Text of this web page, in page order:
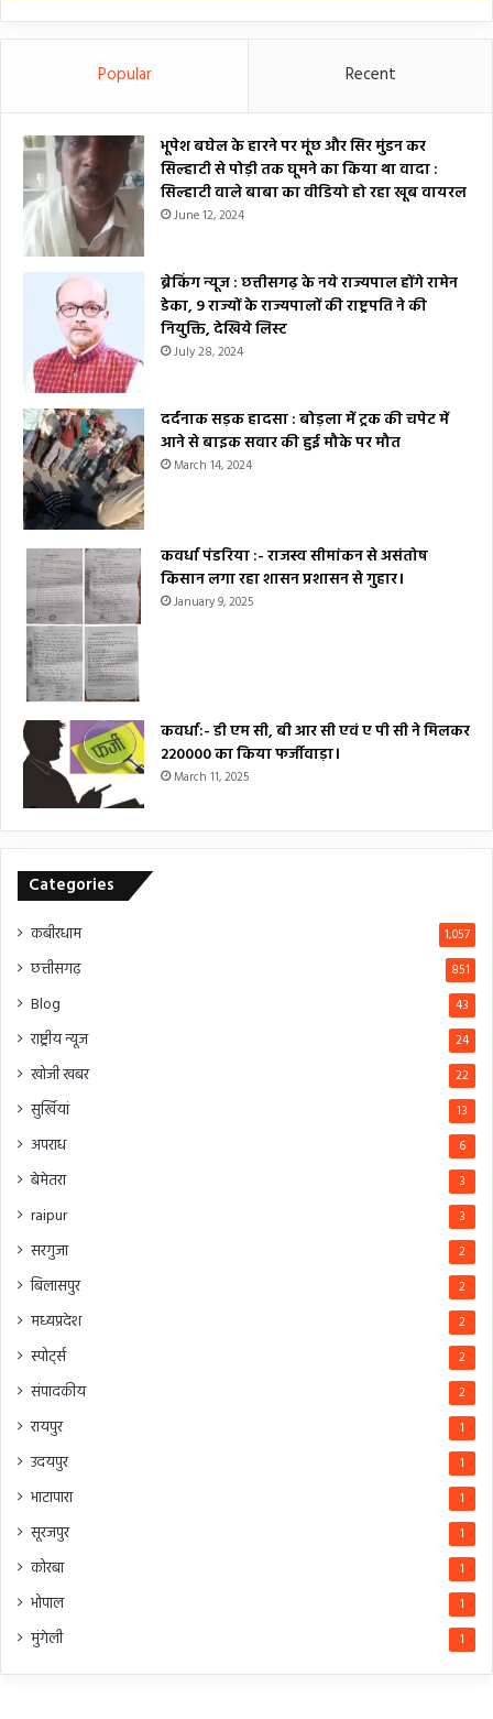
Popular Recent
भूपेश बघेल के हारने पर मूंछ और सिर मुंडन कर
सिल्हाटी से पोड़ी तक घूमने का किया था वादा :
सिल्हाटी वाले बाबा का वीडियो हो रहा खूब वायरल
June 12, 2024
ब्रेकिंग न्यूज : छत्तीसगढ़ के नये राज्यपाल होंगे रामेन
डेका, 9 राज्यों के राज्यपालों की राष्ट्रपति ने की
नियुक्ति, देखिये लिस्ट
July 28, 2024
दर्दनाक सड़क हादसा : बोड़ला में ट्रक की चपेट में
आने से बाइक सवार की हुई मौके पर मौत
March 14, 2024
कवर्धा पंडरिया :- राजस्व सीमांकन से असंतोष
किसान लगा रहा शासन प्रशासन से गुहार।
January 9, 2025
कवर्धा:- डी एम सी, बी आर सी एवं ए पी सी ने मिलकर
₹220000 का किया फर्जीवाड़ा।
March 11, 2025
Categories
कबीरधाम 1,057
छत्तीसगढ़ 851
Blog 43
राष्ट्रीय न्यूज 24
खोजी खबर 22
सुर्खियां 13
अपराध 6
बेमेतरा 3
raipur 3
सरगुजा 2
बिलासपुर 2
मध्यप्रदेश 2
स्पोर्ट्स 2
संपादकीय 2
रायपुर 1
उदयपुर 1
भाटापारा 1
सूरजपुर 1
कोरबा 1
भोपाल 1
मुंगेली 1